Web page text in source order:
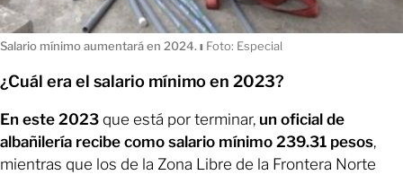
Salario mínimo aumentará en 2024.ı Foto: Especial
¿Cuál era el salario mínimo en 2023?
En este 2023 que está por terminar, un oficial de
albañilería recibe como salario mínimo 239.31 pesos,
mientras que los de la Zona Libre de la Frontera Norte